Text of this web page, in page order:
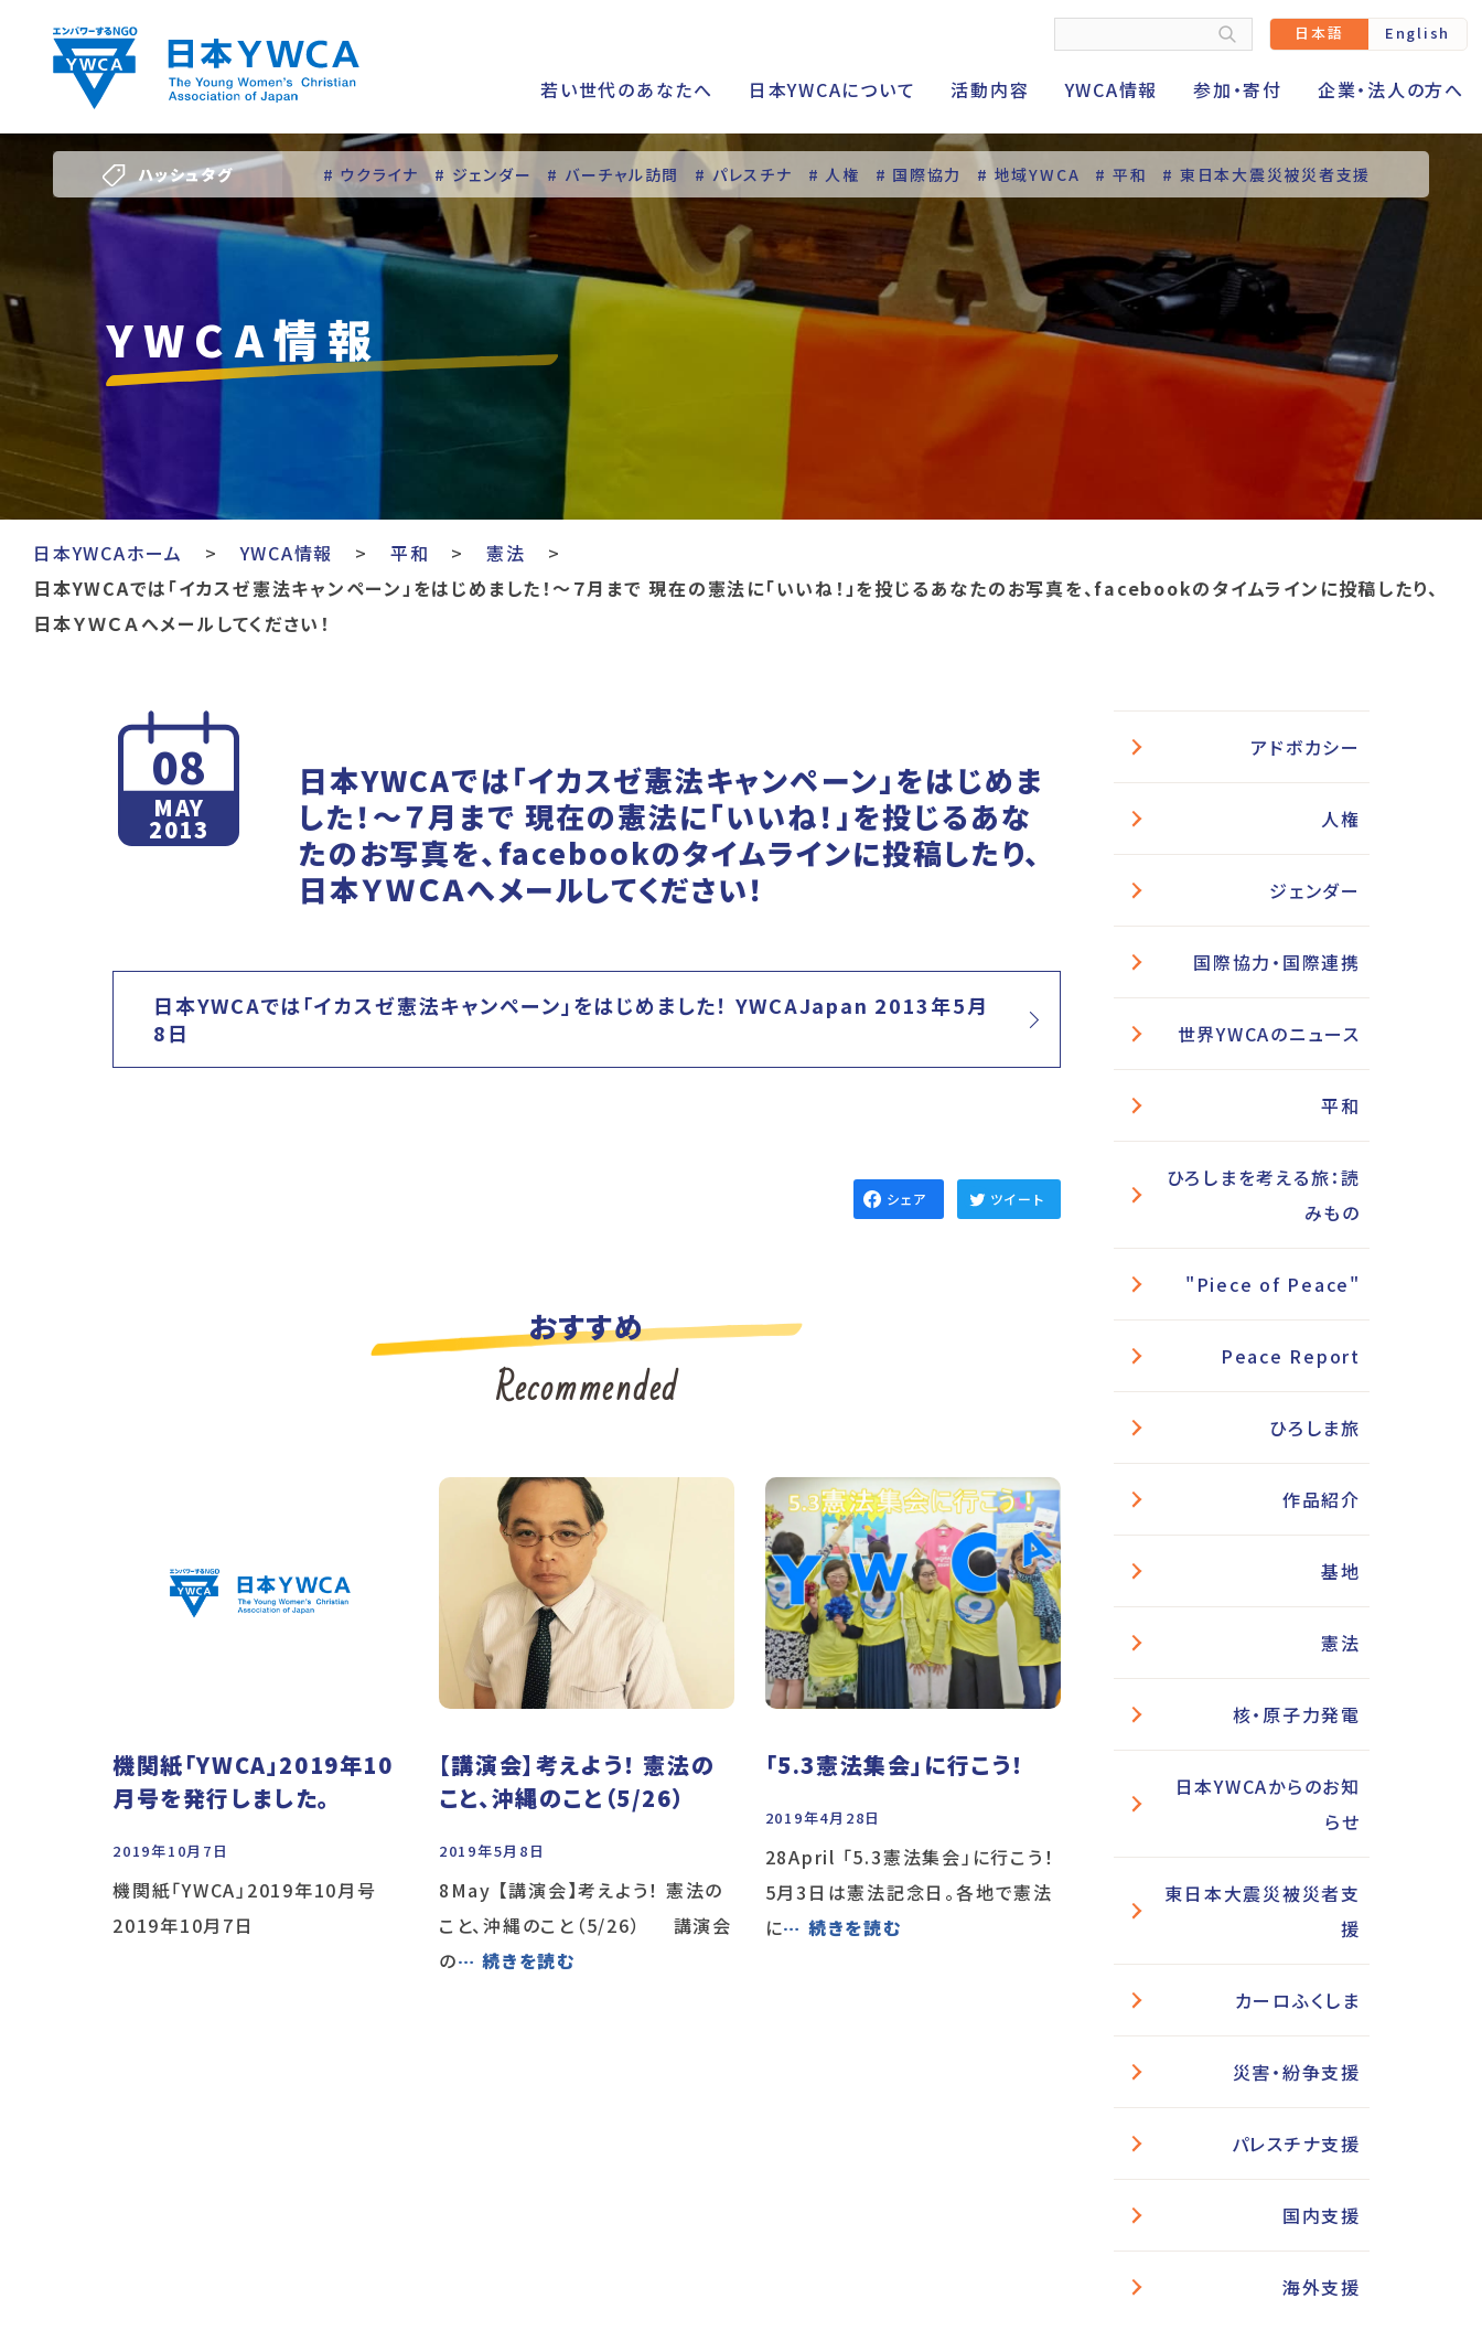
content
日本語 English
若い世代のあなたへ 日本YWCAについて 活動内容 YWCA情報 参加・寄付 企業・法人の方へ
ハッシュタグ # ウクライナ # ジェンダー # バーチャル訪問 # パレスチナ # 人権 # 国際協力 # 地域YWCA # 平和 # 東日本大震災被災者支援
# 若い女性のリーダーシップ
YWCA情報
日本YWCAホーム YWCA情報 平和
憲法
日本YWCAでは「イカスゼ憲法キャンペーン」をはじめました！～７月まで 現在の憲法に「いいね！」を投じるあなたのお写真を、facebookのタイムラインに投稿したり、
日本ＹＷＣＡへメールしてください！
08
MAY
2013
日本YWCAでは「イカスゼ憲法キャンペーン」をはじめま
した！～７月まで 現在の憲法に「いいね！」を投じるあな
たのお写真を、facebookのタイムラインに投稿したり、
日本ＹＷＣＡへメールしてください！
日本YWCAでは「イカスゼ憲法キャンペーン」をはじめました！ YWCAJapan 2013年5月
8日
シェア ツイート
おすすめ
Recommended
機関紙「YWCA」2019年10
月号を発行しました。
2019年10月7日
機関紙「YWCA」2019年10月号
2019年10月7日
【講演会】考えよう！ 憲法の
こと、沖縄のこと（5/26）
2019年5月8日
8May 【講演会】考えよう！ 憲法の
こと、沖縄のこと（5/26） 講演会
の… 続きを読む
「5.3憲法集会」に行こう！
2019年4月28日
28April 「5.3憲法集会」に行こう！
5月3日は憲法記念日。各地で憲法
に… 続きを読む
アドボカシー
人権
ジェンダー
国際協力・国際連携
世界YWCAのニュース
平和
ひろしまを考える旅：読
みもの
"Piece of Peace"
Peace Report
ひろしま旅
作品紹介
基地
憲法
核・原子力発電
日本YWCAからのお知
らせ
東日本大震災被災者支
援
カーロふくしま
災害・紛争支援
パレスチナ支援
国内支援
海外支援